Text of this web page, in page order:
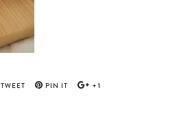
TWEET PIN IT +1